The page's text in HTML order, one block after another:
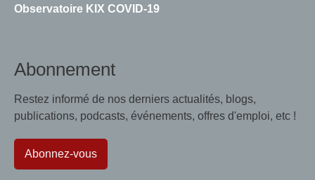
Observatoire KIX COVID-19
Abonnement
Restez informé de nos derniers actualités, blogs,
publications, podcasts, événements, offres d'emploi, etc !
Abonnez-vous